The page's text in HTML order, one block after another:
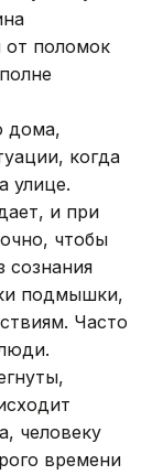
от поломок
дома,
когда
улице.
и при
чтобы
сознания
подмышки,
Часто
человеку
времени